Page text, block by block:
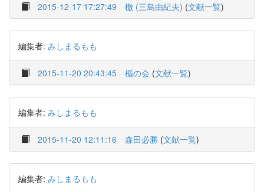
2015-12-17 17:27:49 檄 (三島由紀夫) (文献一覧)
編集者: みしまるもも
2015-11-20 20:43:45 楯の会 (文献一覧)
編集者: みしまるもも
2015-11-20 12:11:16 森田必勝 (文献一覧)
編集者: みしまるもも